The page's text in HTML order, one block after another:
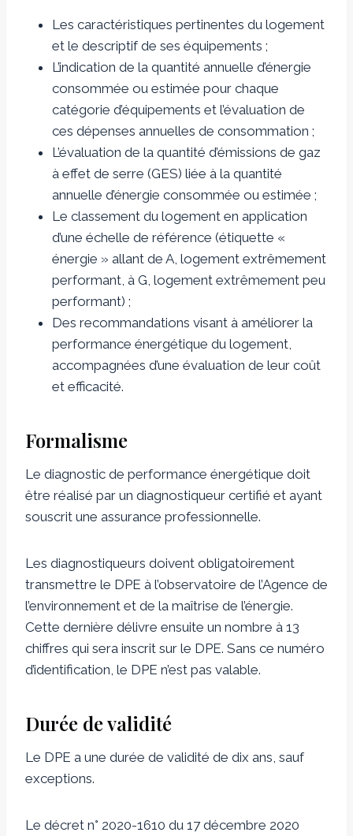
Les caractéristiques pertinentes du logement
et le descriptif de ses équipements ;
L’indication de la quantité annuelle d’énergie
consommée ou estimée pour chaque
catégorie d’équipements et l’évaluation de
ces dépenses annuelles de consommation ;
L’évaluation de la quantité d’émissions de gaz
à effet de serre (GES) liée à la quantité
annuelle d’énergie consommée ou estimée ;
Le classement du logement en application
d’une échelle de référence (étiquette «
énergie » allant de A, logement extrêmement
performant, à G, logement extrêmement peu
performant) ;
Des recommandations visant à améliorer la
performance énergétique du logement,
accompagnées d’une évaluation de leur coût
et efficacité.
Formalisme
Le diagnostic de performance énergétique doit
être réalisé par un diagnostiqueur certifié et ayant
souscrit une assurance professionnelle.
Les diagnostiqueurs doivent obligatoirement
transmettre le DPE à l’observatoire de l’Agence de
l’environnement et de la maîtrise de l’énergie.
Cette dernière délivre ensuite un nombre à 13
chiffres qui sera inscrit sur le DPE. Sans ce numéro
d’identification, le DPE n’est pas valable.
Durée de validité
Le DPE a une durée de validité de dix ans, sauf
exceptions.
Le décret n° 2020-1610 du 17 décembre 2020